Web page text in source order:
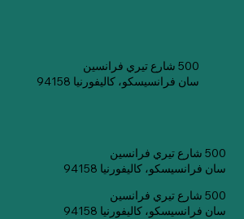
500 شارع تيري فرانسين
سان فرانسيسكو، كاليفورنيا 94158
500 شارع تيري فرانسين
سان فرانسيسكو، كاليفورنيا 94158
500 شارع تيري فرانسين
سان فرانسيسكو، كاليفورنيا 94158